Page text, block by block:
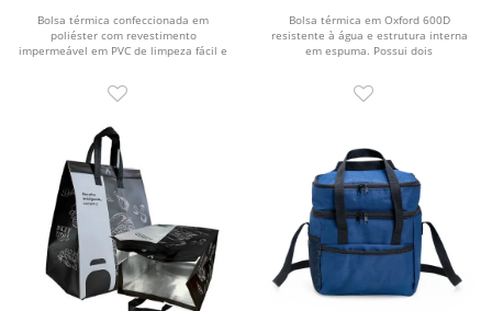
Bolsa térmica confeccionada em
poliéster com revestimento
impermeável em PVC de limpeza fácil e
Bolsa térmica em Oxford 600D
resistente à água e estrutura interna
em espuma. Possui dois